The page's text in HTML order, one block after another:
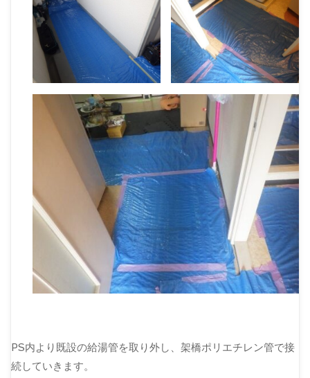
PS内より既設の給湯管を取り外し、架橋ポリエチレン管で接
続していきます。